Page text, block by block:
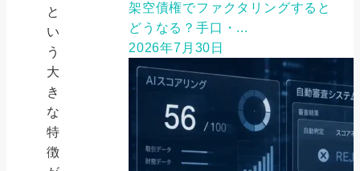
と
い
う
大
き
な
特
徴
架空債権でファクタリングすると
どうなる？手口・...
2026年7月30日